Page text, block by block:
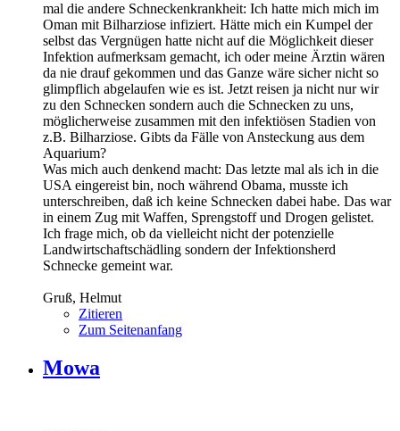
mal die andere Schneckenkrankheit: Ich hatte mich mich im
Oman mit Bilharziose infiziert. Hätte mich ein Kumpel der
selbst das Vergnügen hatte nicht auf die Möglichkeit dieser
Infektion aufmerksam gemacht, ich oder meine Ärztin wären
da nie drauf gekommen und das Ganze wäre sicher nicht so
glimpflich abgelaufen wie es ist. Jetzt reisen ja nicht nur wir
zu den Schnecken sondern auch die Schnecken zu uns,
möglicherweise zusammen mit den infektiösen Stadien von
z.B. Bilharziose. Gibts da Fälle von Ansteckung aus dem
Aquarium?
Was mich auch denkend macht: Das letzte mal als ich in die
USA eingereist bin, noch während Obama, musste ich
unterschreiben, daß ich keine Schnecken dabei habe. Das war
in einem Zug mit Waffen, Sprengstoff und Drogen gelistet.
Ich frage mich, ob da vielleicht nicht der potenzielle
Landwirtschaftschädling sondern der Infektionsherd
Schnecke gemeint war.
Gruß, Helmut
Zitieren
Zum Seitenanfang
Mowa